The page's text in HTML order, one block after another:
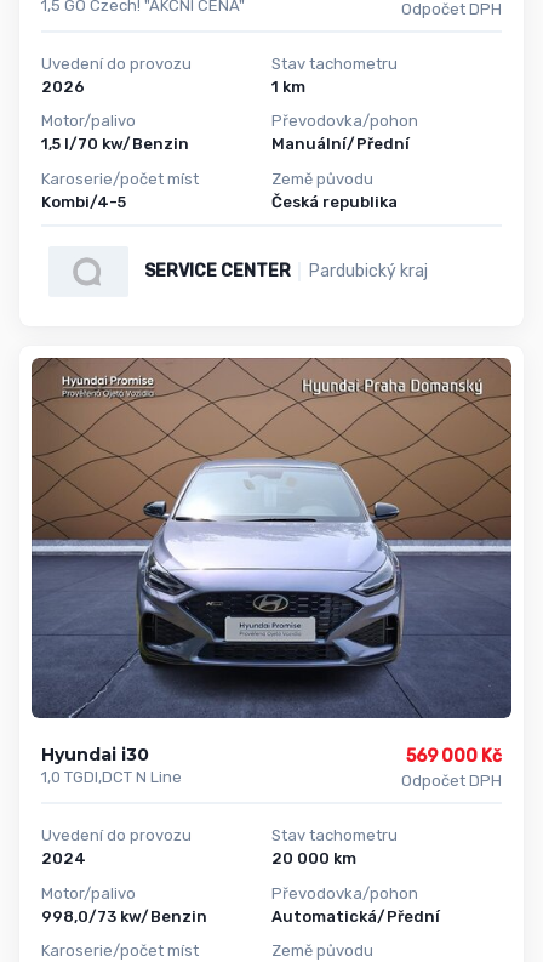
1,5 GO Czech! "AKČNÍ CENA" Odpočet DPH
Uvedení do provozu
2026
Motor/palivo
1,5 l/70 kw/Benzin
Karoserie/počet míst
Kombi/4-5
Stav tachometru
1 km
Převodovka/pohon
Manuální/Přední
Země původu
Česká republika
SERVICE CENTER Pardubický kraj
Hyundai i30
1,0 TGDI,DCT N Line
569 000 Kč
Odpočet DPH
Uvedení do provozu
2024
Motor/palivo
998,0/73 kw/Benzin
Karoserie/počet míst
Stav tachometru
20 000 km
Převodovka/pohon
Automatická/Přední
Země původu